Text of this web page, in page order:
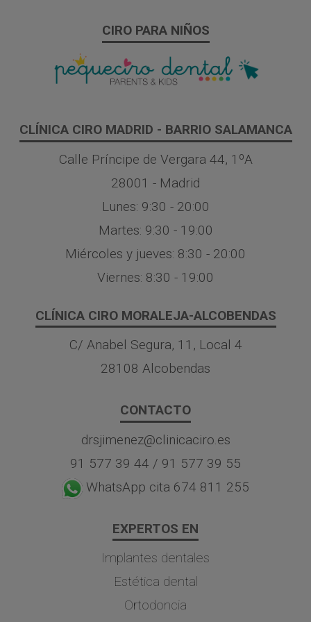
CIRO PARA NIÑOS
CLÍNICA CIRO MADRID - BARRIO SALAMANCA
Calle Príncipe de Vergara 44, 1ºA
28001 - Madrid
Lunes: 9:30 - 20:00
Martes: 9:30 - 19:00
Miércoles y jueves: 8:30 - 20:00
Viernes: 8:30 - 19:00
CLÍNICA CIRO MORALEJA-ALCOBENDAS
C/ Anabel Segura, 11, Local 4
28108 Alcobendas
CONTACTO
drsjimenez@clinicaciro.es
91 577 39 44 / 91 577 39 55
WhatsApp cita 674 811 255
EXPERTOS EN
Implantes dentales
Estética dental
Ortodoncia